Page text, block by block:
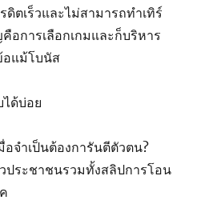
ตเร็วและไม่สามารถทำเทิร์
การเลือกเกมและก็บริหาร
อแม้โบนัส
ด้บ่อย
อจำเป็นต้องการันตีตัวตน?
ประชาชนรวมทั้งสลิปการโอน